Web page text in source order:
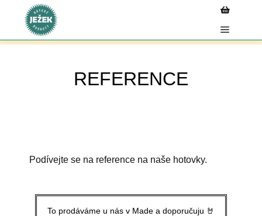
Ke každé objednávce nad 2 000 Kč nyní získáte praktickou
termotašku ZDARMA. Ideální na nákupy, pikniky i
cestování. Akce platí do vyčerpání zásob – tak neváhejte!
REFERENCE
Podívejte se na reference na naše hotovky.
To prodáváme u nás v Made a doporučuju 🤘